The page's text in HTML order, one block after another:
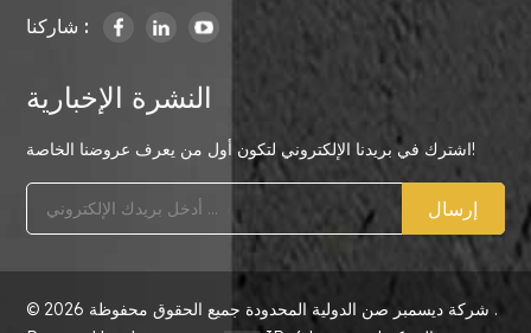
شاركنا :
النشرة الإخبارية
اشترك في بريدنا الإلكتروني لتكون أول من يعرف عروضنا الخاصة!
إرسال
© 2026 شركة ديسمبر صن الدولية المحدودة جميع الحقوق محفوظة .